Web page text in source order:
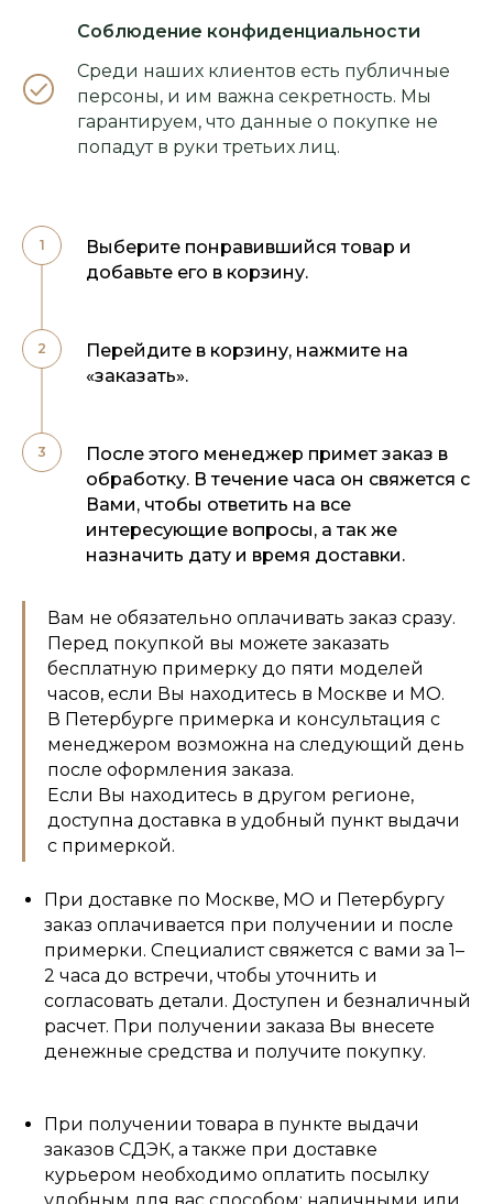
Соблюдение конфиденциальности
Среди наших клиентов есть публичные
персоны, и им важна секретность. Мы
гарантируем, что данные о покупке не
попадут в руки третьих лиц.
Выберите понравившийся товар и
добавьте его в корзину.
Перейдите в корзину, нажмите на
«заказать».
После этого менеджер примет заказ в
обработку. В течение часа он свяжется с
Вами, чтобы ответить на все
интересующие вопросы, а так же
назначить дату и время доставки.
Вам не обязательно оплачивать заказ сразу.
Перед покупкой вы можете заказать
бесплатную примерку до пяти моделей
часов, если Вы находитесь в Москве и МО.
В Петербурге примерка и консультация с
менеджером возможна на следующий день
после оформления заказа.
Если Вы находитесь в другом регионе,
доступна доставка в удобный пункт выдачи
с примеркой.
При доставке по Москве, МО и Петербургу
заказ оплачивается при получении и после
примерки. Специалист свяжется с вами за 1–
2 часа до встречи, чтобы уточнить и
согласовать детали. Доступен и безналичный
расчет. При получении заказа Вы внесете
денежные средства и получите покупку.
При получении товара в пункте выдачи
заказов СДЭК, а также при доставке
курьером необходимо оплатить посылку
удобным для вас способом: наличными или